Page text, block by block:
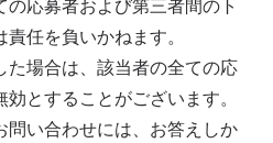
の応募者および第三者間のト
任を負いかねます。
た場合は、該当者の全ての応
とすることがございます。
問い合わせには、お答えしか